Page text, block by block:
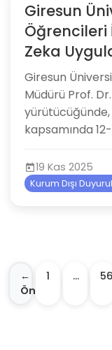
Giresun
Öğrencileri
Zeka
Giresun
Müdürü Prof. Dr.
yürütücüğünde,
kapsamında
19 Kas 2025
Kurum Dışı
←
Önceki
1 … 56